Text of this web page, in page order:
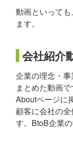
動画といって
ます。
会社紹介
企業の理念・
まとめた動画
Aboutページに
顧客に会社の
す。BtoB企業